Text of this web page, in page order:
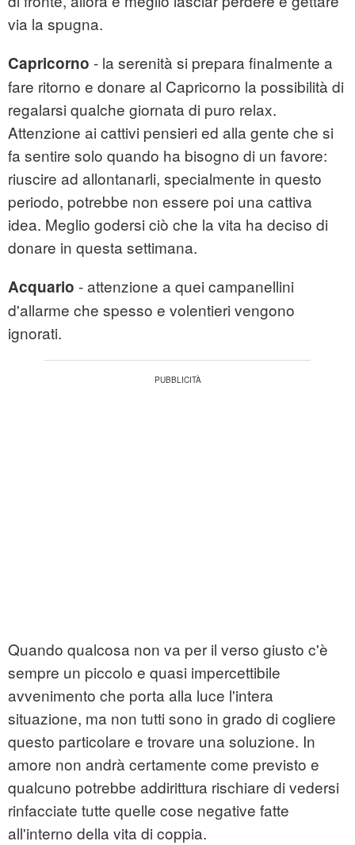
via la spugna.
Capricorno - la serenità si prepara finalmente a
fare ritorno e donare al Capricorno la possibilità di
regalarsi qualche giornata di puro relax.
Attenzione ai cattivi pensieri ed alla gente che si
fa sentire solo quando ha bisogno di un favore:
riuscire ad allontanarli, specialmente in questo
periodo, potrebbe non essere poi una cattiva
idea. Meglio godersi ciò che la vita ha deciso di
donare in questa settimana.
Acquario - attenzione a quei campanellini
d'allarme che spesso e volentieri vengono
ignorati.
Quando qualcosa non va per il verso giusto c'è
sempre un piccolo e quasi impercettibile
avvenimento che porta alla luce l'intera
situazione, ma non tutti sono in grado di cogliere
questo particolare e trovare una soluzione. In
amore non andrà certamente come previsto e
qualcuno potrebbe addirittura rischiare di vedersi
rinfacciate tutte quelle cose negative fatte
all'interno della vita di coppia.